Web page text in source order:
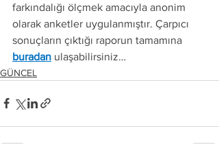
farkındalığı ölçmek amacıyla anonim
olarak anketler uygulanmıştır. Çarpıcı
sonuçların çıktığı raporun tamamına
buradan ulaşabilirsiniz…
GÜNCEL